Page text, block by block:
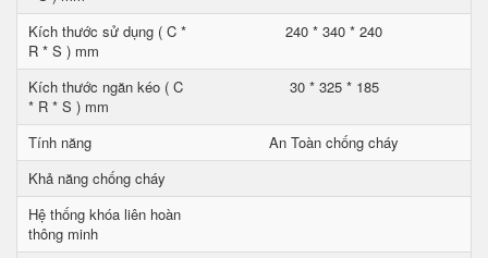
Kích thước sử dụng ( C *
R * S ) mm
240 * 340 * 240
Kích thước ngăn kéo ( C
* R * S ) mm
30 * 325 * 185
Tính năng
An Toàn chống cháy
Khả năng chống cháy
Hệ thống khóa liên hoàn
thông minh